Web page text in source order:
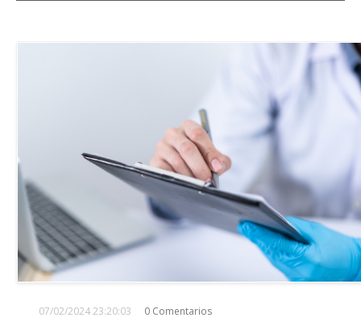
07/02/2024 23:20:03 0 Comentarios